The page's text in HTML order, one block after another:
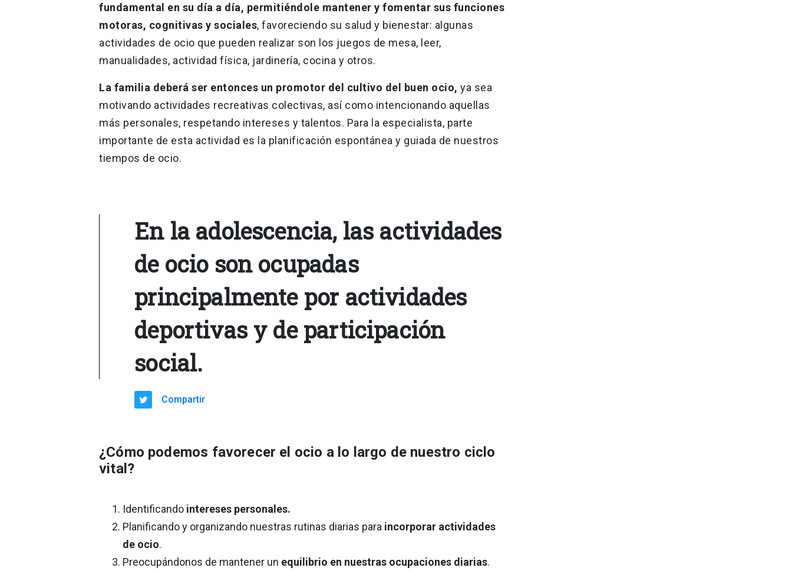
fundamental en su día a día, permitiéndole mantener y fomentar sus funciones
motoras, cognitivas y sociales, favoreciendo su salud y bienestar: algunas
actividades de ocio que pueden realizar son los juegos de mesa, leer,
manualidades, actividad física, jardinería, cocina y otros.
La familia deberá ser entonces un promotor del cultivo del buen ocio, ya sea
motivando actividades recreativas colectivas, así como intencionando aquellas
más personales, respetando intereses y talentos. Para la especialista, parte
importante de esta actividad es la planificación espontánea y guiada de nuestros
tiempos de ocio.
En la adolescencia, las actividades
de ocio son ocupadas
principalmente por actividades
deportivas y de participación
social.
Compartir
¿Cómo podemos favorecer el ocio a lo largo de nuestro ciclo
vital?
Identificando intereses personales.
Planificando y organizando nuestras rutinas diarias para incorporar actividades
de ocio.
Preocupándonos de mantener un equilibrio en nuestras ocupaciones diarias.